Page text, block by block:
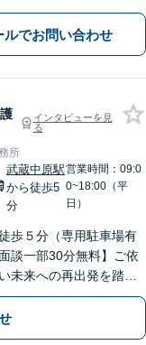
停・訴訟対応に豊富な
の再出発を全力で応援
金問題】状況を整理
ルでお問い合わせ
インタビューを見
る
所
武蔵中原駅
から徒歩5
分
営業時間：09:0
0~18:00（平
日）
歩５分（専用駐車場有
談一部30分無料】ご依
未来への再出発を踏み
まで寄り添い、誠実か
たします。お気軽にご